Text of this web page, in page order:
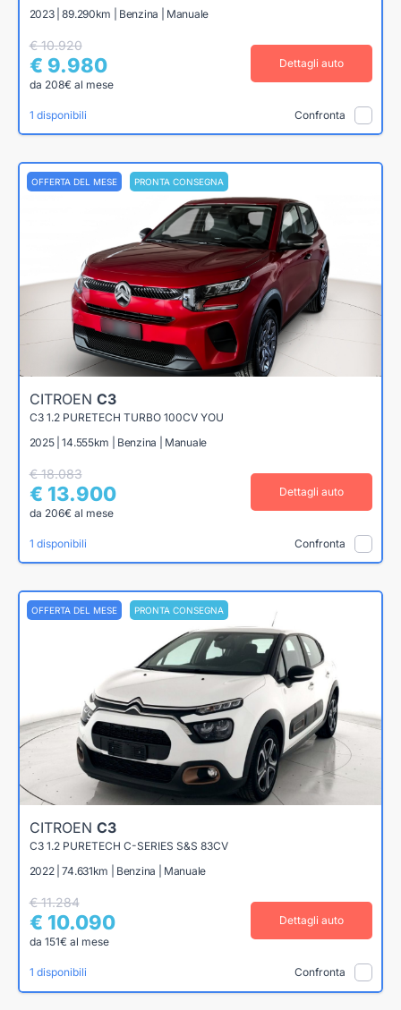
2023 | 89.290km | Benzina | Manuale
€ 10.920
€ 9.980
da 208€ al mese
Dettagli auto
1 disponibili Confronta
OFFERTA DEL MESE PRONTA CONSEGNA
CITROEN C3
C3 1.2 PURETECH TURBO 100CV YOU
2025 | 14.555km | Benzina | Manuale
€ 18.083
€ 13.900
da 206€ al mese
Dettagli auto
1 disponibili Confronta
OFFERTA DEL MESE PRONTA CONSEGNA
CITROEN C3
C3 1.2 PURETECH C-SERIES S&S 83CV
2022 | 74.631km | Benzina | Manuale
€ 11.284
€ 10.090
da 151€ al mese
Dettagli auto
1 disponibili Confronta